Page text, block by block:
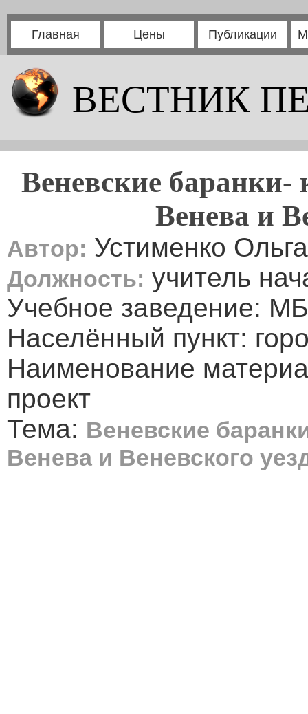
Главная Цены Публикации
ВЕСТНИК
Веневские баранки-
Венева и
Автор: Устименко
Должность: учитель
Учебное заведение:
Населённый пункт:
Наименование
проект
Тема: Веневские
Венева и Веневского